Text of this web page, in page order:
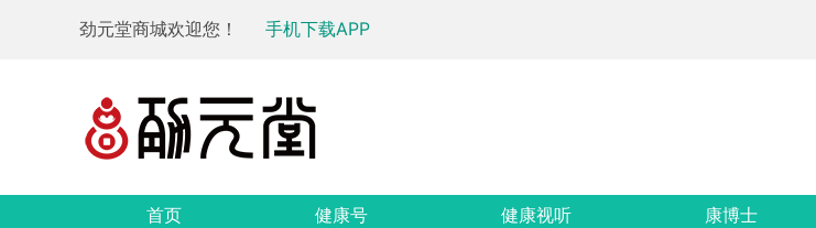
劲元堂商城欢迎您！ 手机下载APP
首页 健康号 健康视听 康博士